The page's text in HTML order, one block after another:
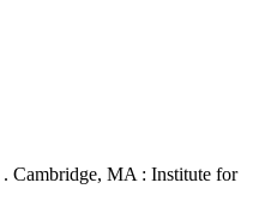
. Cambridge, MA : Institute for